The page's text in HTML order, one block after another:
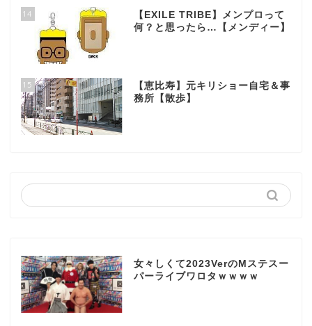
14
【EXILE TRIBE】メンプロって
何？と思ったら…【メンディー】
15
【恵比寿】元キリショー自宅＆事
務所【散歩】
女々しくて2023VerのMステスー
パーライブワロタｗｗｗｗ